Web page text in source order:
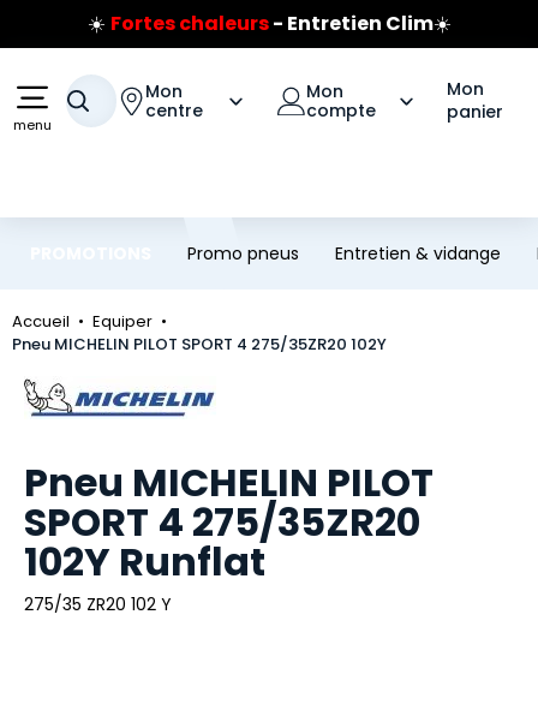
Aller au contenu principal
Aller à la navigation
☀️ Fortes chaleurs- Entretien Clim☀️
Prix coûtant pneus Bridgestone
Jusqu'à 120€ remboursés sur les pneus Bridgestone
menu
Votre recherche
Mon
centre
Mon
compte
Mon
panier
Promo pneus Entretien & vidange
Accueil
Equiper
Pneu MICHELIN PILOT SPORT 4 275/35ZR20 102Y
Marque
Pneu MICHELIN PILOT
SPORT 4 275/35ZR20
102Y Runflat
275/35 ZR20 102 Y